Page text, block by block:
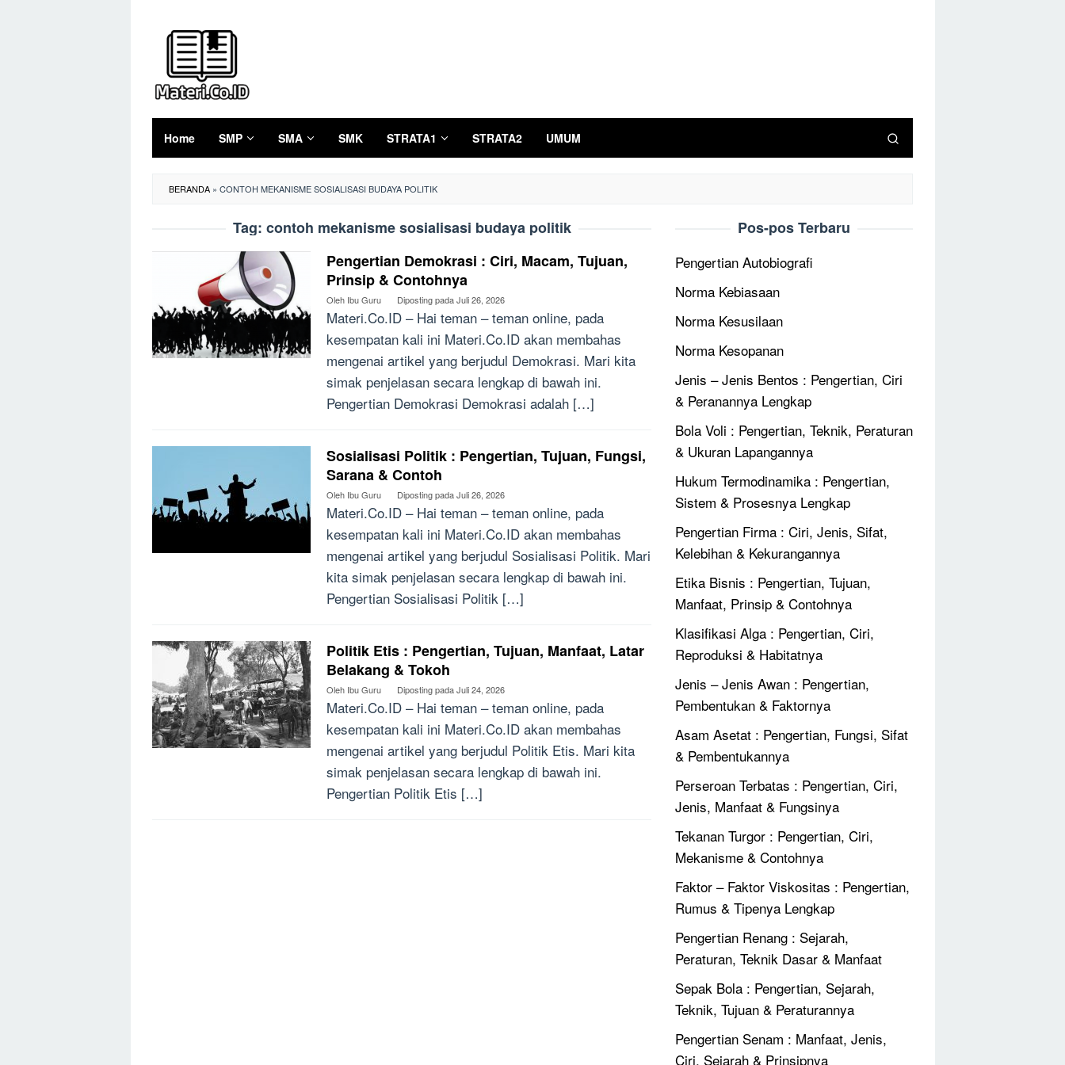
Home SMP SMA SMK STRATA1 STRATA2 UMUM
BERANDA » CONTOH MEKANISME SOSIALISASI BUDAYA POLITIK
Tag: contoh mekanisme sosialisasi budaya politik
Pengertian Demokrasi : Ciri, Macam, Tujuan,
Prinsip & Contohnya
Oleh Ibu Guru Diposting padaJuli 26, 2026
Materi.Co.ID – Hai teman – teman online, pada
kesempatan kali ini Materi.Co.ID akan membahas
mengenai artikel yang berjudul Demokrasi. Mari kita
simak penjelasan secara lengkap di bawah ini.
Pengertian Demokrasi Demokrasi adalah […]
Sosialisasi Politik : Pengertian, Tujuan, Fungsi,
Sarana & Contoh
Oleh Ibu Guru Diposting padaJuli 26, 2026
Materi.Co.ID – Hai teman – teman online, pada
kesempatan kali ini Materi.Co.ID akan membahas
mengenai artikel yang berjudul Sosialisasi Politik. Mari
kita simak penjelasan secara lengkap di bawah ini.
Pengertian Sosialisasi Politik […]
Politik Etis : Pengertian, Tujuan, Manfaat, Latar
Belakang & Tokoh
Oleh Ibu Guru Diposting padaJuli 24, 2026
Materi.Co.ID – Hai teman – teman online, pada
kesempatan kali ini Materi.Co.ID akan membahas
mengenai artikel yang berjudul Politik Etis. Mari kita
simak penjelasan secara lengkap di bawah ini.
Pengertian Politik Etis […]
Pos-pos Terbaru
Pengertian Autobiografi
Norma Kebiasaan
Norma Kesusilaan
Norma Kesopanan
Jenis – Jenis Bentos : Pengertian, Ciri
& Peranannya Lengkap
Bola Voli : Pengertian, Teknik, Peraturan
& Ukuran Lapangannya
Hukum Termodinamika : Pengertian,
Sistem & Prosesnya Lengkap
Pengertian Firma : Ciri, Jenis, Sifat,
Kelebihan & Kekurangannya
Etika Bisnis : Pengertian, Tujuan,
Manfaat, Prinsip & Contohnya
Klasifikasi Alga : Pengertian, Ciri,
Reproduksi & Habitatnya
Jenis – Jenis Awan : Pengertian,
Pembentukan & Faktornya
Asam Asetat : Pengertian, Fungsi, Sifat
& Pembentukannya
Perseroan Terbatas : Pengertian, Ciri,
Jenis, Manfaat & Fungsinya
Tekanan Turgor : Pengertian, Ciri,
Mekanisme & Contohnya
Faktor – Faktor Viskositas : Pengertian,
Rumus & Tipenya Lengkap
Pengertian Renang : Sejarah,
Peraturan, Teknik Dasar & Manfaat
Sepak Bola : Pengertian, Sejarah,
Teknik, Tujuan & Peraturannya
Pengertian Senam : Manfaat, Jenis,
Ciri, Sejarah & Prinsipnya